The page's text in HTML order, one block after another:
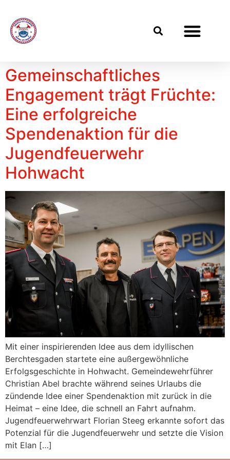
Gemeinschaftliches
Engagement trägt Früchte:
Eine erfolgreiche
Spendenaktion für die
Jugendfeuerwehr
Hohwacht
Mit einer inspirierenden Idee aus dem idyllischen
Berchtesgaden startete eine außergewöhnliche
Erfolgsgeschichte in Hohwacht. Gemeindewehrführer
Christian Abel brachte während seines Urlaubs die
zündende Idee einer Spendenaktion mit zurück in die
Heimat – eine Idee, die schnell an Fahrt aufnahm.
Jugendfeuerwehrwart Florian Steeg erkannte sofort das
Potenzial für die Jugendfeuerwehr und setzte die Vision
mit Elan […]